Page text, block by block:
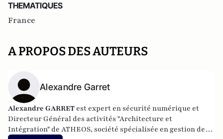
THEMATIQUES
France
A PROPOS DES AUTEURS
Alexandre Garret
Alexandre GARRET est expert en sécurité numérique et
Directeur Général des activités "Architecture et
Intégration" de ATHEOS, société spécialisée en gestion des